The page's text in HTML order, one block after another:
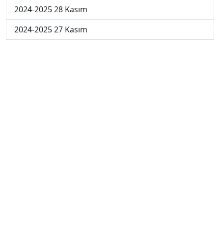
2024-2025 28 Kasım
2024-2025 27 Kasım